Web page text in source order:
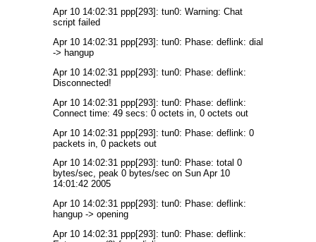
Apr 10 14:02:31 ppp[293]: tun0: Warning: Chat
script failed
Apr 10 14:02:31 ppp[293]: tun0: Phase: deflink: dial
-> hangup
Apr 10 14:02:31 ppp[293]: tun0: Phase: deflink:
Disconnected!
Apr 10 14:02:31 ppp[293]: tun0: Phase: deflink:
Connect time: 49 secs: 0 octets in, 0 octets out
Apr 10 14:02:31 ppp[293]: tun0: Phase: deflink: 0
packets in, 0 packets out
Apr 10 14:02:31 ppp[293]: tun0: Phase: total 0
bytes/sec, peak 0 bytes/sec on Sun Apr 10
14:01:42 2005
Apr 10 14:02:31 ppp[293]: tun0: Phase: deflink:
hangup -> opening
Apr 10 14:02:31 ppp[293]: tun0: Phase: deflink: